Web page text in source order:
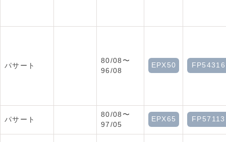
パサート
80/08〜
96/08
EPX50 FP54316
パサート
80/08〜
97/05
EPX65 FP57113